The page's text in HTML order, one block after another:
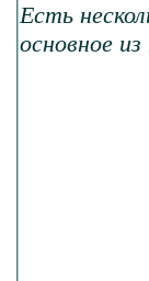
Есть
основное из